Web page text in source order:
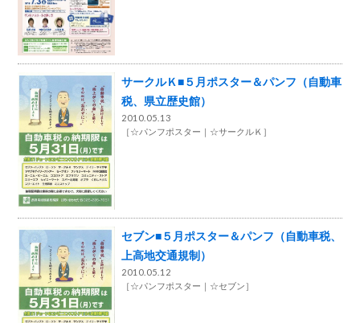
サークルＫ■５月ポスター＆パンフ（自動車
税、県立歴史館）
2010.05.13
［☆パンフポスター ☆サークルＫ ］
セブン■５月ポスター＆パンフ（自動車税、
上高地交通規制）
2010.05.12
［☆パンフポスター ☆セブン］